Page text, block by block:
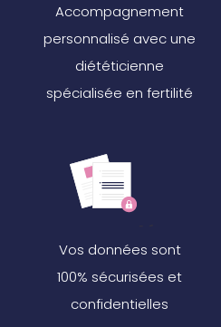
Accompagnement
personnalisé avec une
diététicienne
spécialisée en fertilité
Vos données sont
100% sécurisées et
confidentielles